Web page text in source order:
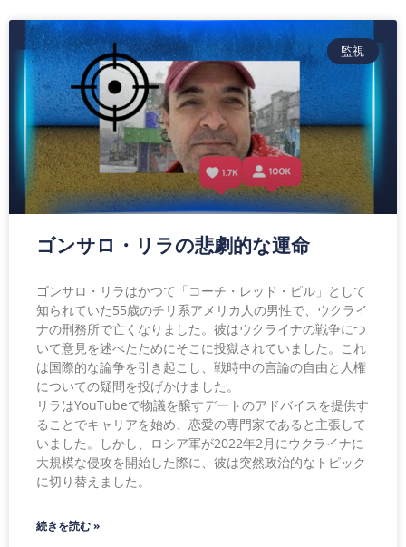
監視
ゴンサロ・リラの悲劇的な運命
ゴンサロ・リラはかつて「コーチ・レッド・ピル」として
知られていた55歳のチリ系アメリカ人の男性で、ウクライ
ナの刑務所で亡くなりました。彼はウクライナの戦争につ
いて意見を述べたためにそこに投獄されていました。これ
は国際的な論争を引き起こし、戦時中の言論の自由と人権
についての疑問を投げかけました。
リラはYouTubeで物議を醸すデートのアドバイスを提供す
ることでキャリアを始め、恋愛の専門家であると主張して
いました。しかし、ロシア軍が2022年2月にウクライナに
大規模な侵攻を開始した際に、彼は突然政治的なトピック
に切り替えました。
続きを読む »